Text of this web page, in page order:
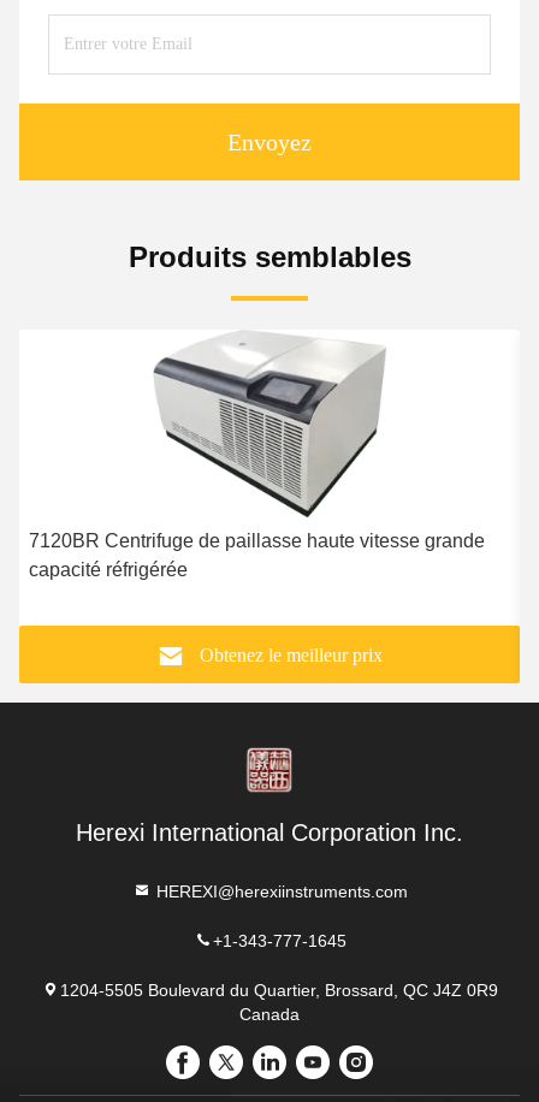
Envoyez
Produits semblables
7120BR Centrifuge de paillasse haute vitesse grande
capacité réfrigérée
Obtenez le meilleur prix
Herexi International Corporation Inc.
HEREXI@herexiinstruments.com
+1-343-777-1645
1204-5505 Boulevard du Quartier, Brossard, QC J4Z 0R9
Canada